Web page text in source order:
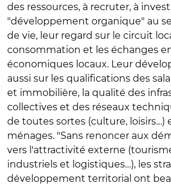
des ressources, à recruter, à
"développement organique" au
de vie, leur regard sur le circuit
consommation et les échanges
économiques locaux. Leur
aussi sur les qualifications des
et immobilière, la qualité des
collectives et des réseaux
de toutes sortes (culture, loisirs…)
ménages. "Sans renoncer aux
vers l'attractivité externe
industriels et logistiques…), les
développement territorial ont